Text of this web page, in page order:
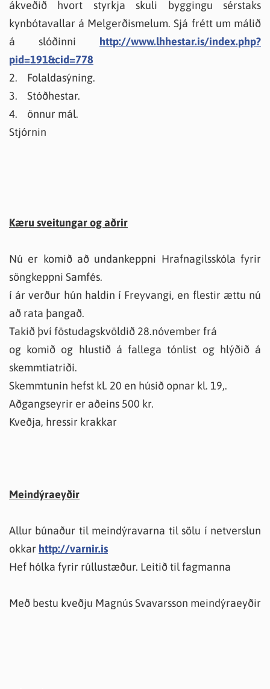
ákveðið hvort styrkja skuli byggingu sérstaks
kynbótavallar á Melgerðismelum. Sjá frétt um málið
á slóðinni http://www.lhhestar.is/index.php?
pid=191&cid=778
2. Folaldasýning.
3. Stóðhestar.
4. önnur mál.
Stjórnin
Kæru sveitungar og aðrir
Nú er komið að undankeppni Hrafnagilsskóla fyrir
söngkeppni Samfés.
í ár verður hún haldin í Freyvangi, en flestir ættu nú
að rata þangað.
Takið því föstudagskvöldið 28.nóvember frá
og komið og hlustið á fallega tónlist og hlýðið á
skemmtiatriði.
Skemmtunin hefst kl. 20 en húsið opnar kl. 19,.
Aðgangseyrir er aðeins 500 kr.
Kveðja, hressir krakkar
Meindýraeyðir
Allur búnaður til meindýravarna til sölu í netverslun
okkar http://varnir.is
Hef hólka fyrir rúllustæður. Leitið til fagmanna
Með bestu kveðju Magnús Svavarsson meindýraeyðir